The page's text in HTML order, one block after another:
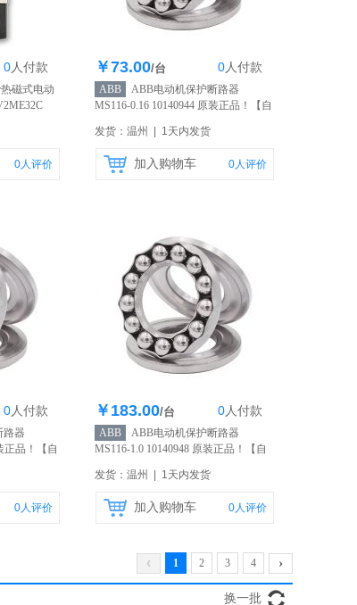
0人付款
磁式电动
0人评价
库存100个
￥73.00/台 0人付款
ABB
ABB电动机保护断路器
MS116-0.16 10140944 原装正品！
【自
发货：温州 | 1天内发货
加入购物车 0人评价
0人付款
路器
正品！
【自
0人评价
库存100个
￥183.00/台 0人付款
ABB
ABB电动机保护断路器
MS116-1.0 10140948 原装正品！
【自
发货：温州 | 1天内发货
加入购物车 0人评价
‹ 1 2 3 4 ›
换一批